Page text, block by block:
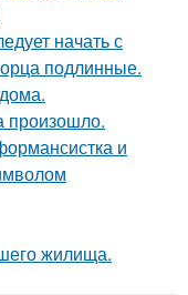
начать с
подлинные.
произошло.
и
жилища.